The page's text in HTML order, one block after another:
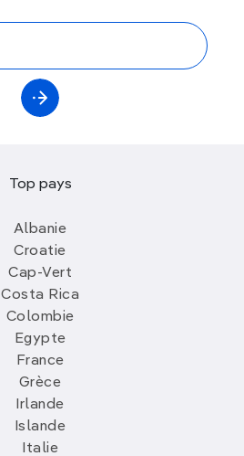
Top pays
Albanie
Croatie
Cap-Vert
Costa Rica
Colombie
Egypte
France
Grèce
Irlande
Islande
Italie